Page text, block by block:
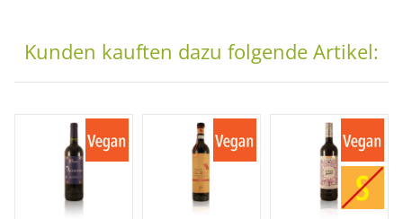
Kunden kauften dazu folgende Artikel: